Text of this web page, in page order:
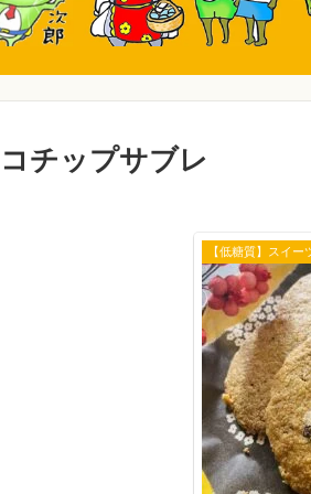
チップサブレ
【低糖質】スイー